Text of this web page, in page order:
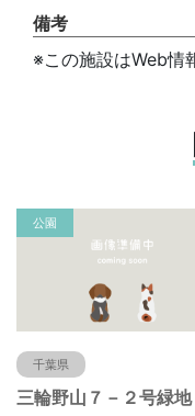
備考
※この施設はWeb情
公園
千葉県